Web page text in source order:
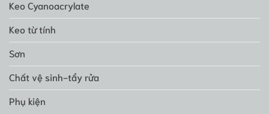
Keo Cyanoacrylate
Keo từ tính
Sơn
Chất vệ sinh-tẩy rửa
Phụ kiện